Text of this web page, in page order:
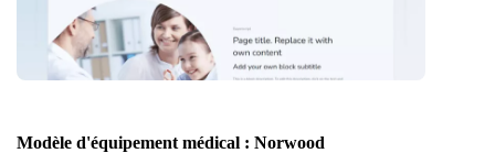
Modèle d'équipement médical : Norwood